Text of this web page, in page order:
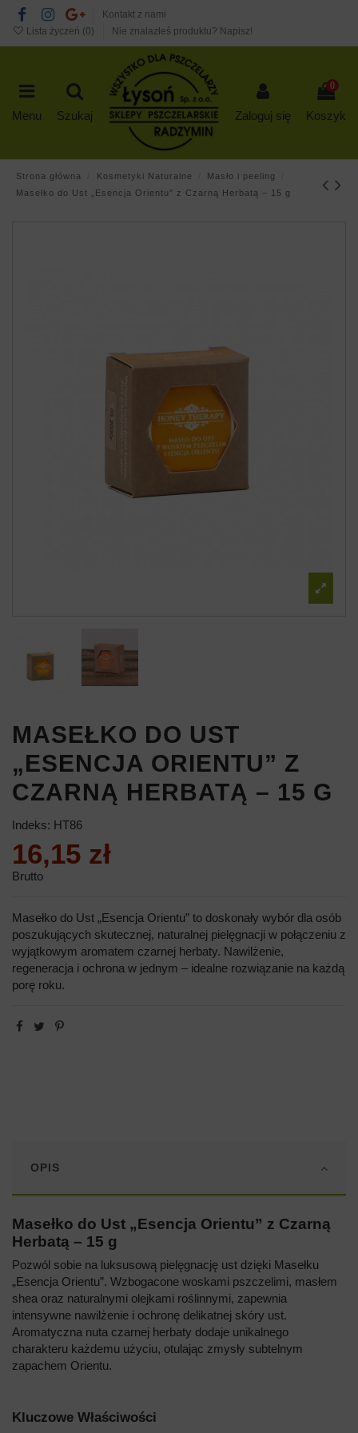
Kontakt z nami
Lista życzeń (0) Nie znalazłeś produktu? Napisz!
Menu Szukaj Zaloguj się
0
Koszyk
Strona główna Kosmetyki Naturalne
Masło i peeling
Masełko do Ust „Esencja Orientu” z Czarną Herbatą – 15 g
MASEŁKO DO UST
„ESENCJA ORIENTU” Z
CZARNĄ HERBATĄ – 15 G
Indeks: HT86
16,15 zł
Brutto
Masełko do Ust „Esencja Orientu” to doskonały wybór dla osób
poszukujących skutecznej, naturalnej pielęgnacji w połączeniu z
wyjątkowym aromatem czarnej herbaty. Nawilżenie,
regeneracja i ochrona w jednym – idealne rozwiązanie na każdą
porę roku.
OPIS
Masełko do Ust „Esencja Orientu” z Czarną
Herbatą – 15 g
Pozwól sobie na luksusową pielęgnację ust dzięki Masełku
„Esencja Orientu”. Wzbogacone woskami pszczelimi, masłem
shea oraz naturalnymi olejkami roślinnymi, zapewnia
intensywne nawilżenie i ochronę delikatnej skóry ust.
Aromatyczna nuta czarnej herbaty dodaje unikalnego
charakteru każdemu użyciu, otulając zmysły subtelnym
zapachem Orientu.
Kluczowe Właściwości